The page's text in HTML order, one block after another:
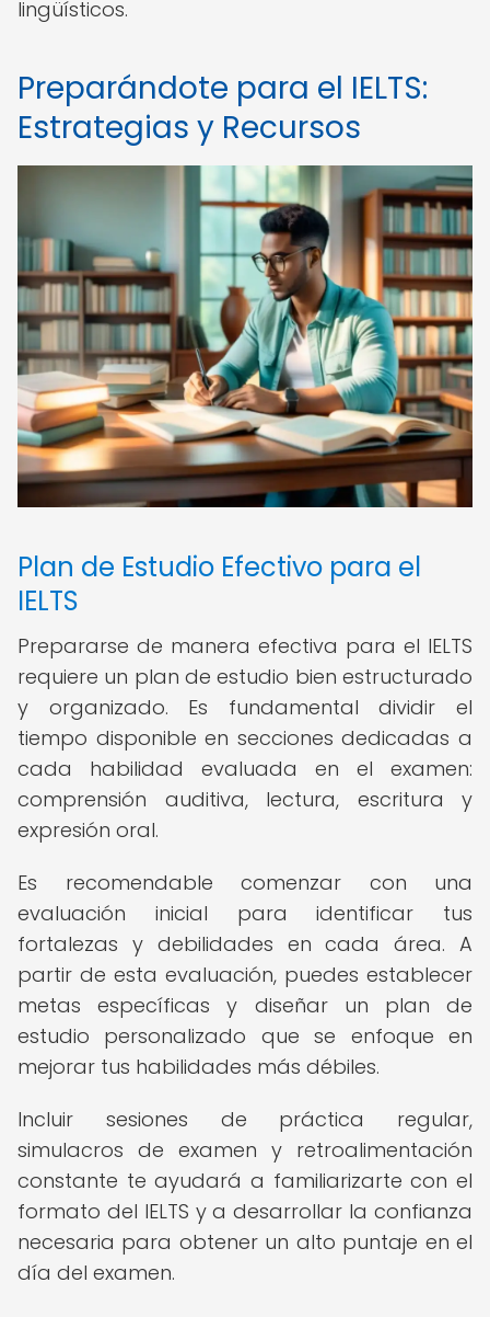
lingüísticos.
Preparándote para el IELTS:
Estrategias y Recursos
Plan de Estudio Efectivo para el
IELTS
Prepararse de manera efectiva para el IELTS
requiere un plan de estudio bien estructurado
y organizado. Es fundamental dividir el
tiempo disponible en secciones dedicadas a
cada habilidad evaluada en el examen:
comprensión auditiva, lectura, escritura y
expresión oral.
Es recomendable comenzar con una
evaluación inicial para identificar tus
fortalezas y debilidades en cada área. A
partir de esta evaluación, puedes establecer
metas específicas y diseñar un plan de
estudio personalizado que se enfoque en
mejorar tus habilidades más débiles.
Incluir sesiones de práctica regular,
simulacros de examen y retroalimentación
constante te ayudará a familiarizarte con el
formato del IELTS y a desarrollar la confianza
necesaria para obtener un alto puntaje en el
día del examen.